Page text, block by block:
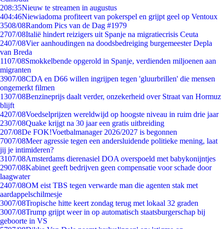
208:35Nieuw te streamen in augustus
404:46Niewiadoma profiteert van pokerspel en grijpt geel op Ventoux
3508/08Random Pics van de Dag #1979
2707/08Italië hindert reizigers uit Spanje na migratiecrisis Ceuta
2407/08Vier aanhoudingen na doodsbedreiging burgemeester Depla
van Breda
1107/08Smokkelbende opgerold in Spanje, verdienden miljoenen aan
migranten
3907/08CDA en D66 willen ingrijpen tegen 'gluurbrillen' die mensen
ongemerkt filmen
1307/08Benzineprijs daalt verder, onzekerheid over Straat van Hormuz
blijft
4207/08Voedselprijzen wereldwijd op hoogste niveau in ruim drie jaar
2307/08Quake krijgt na 30 jaar een gratis uitbreiding
207/08De FOK!Voetbalmanager 2026/2027 is begonnen
7007/08Meer agressie tegen een andersluidende politieke mening, laat
jij je intimideren?
3107/08Amsterdams dierenasiel DOA overspoeld met babykonijntjes
2907/08Kabinet geeft bedrijven geen compensatie voor schade door
laagwater
2407/08OM eist TBS tegen verwarde man die agenten stak met
aardappelschilmesje
3007/08Tropische hitte keert zondag terug met lokaal 32 graden
3007/08Trump grijpt weer in op automatisch staatsburgerschap bij
geboorte in VS